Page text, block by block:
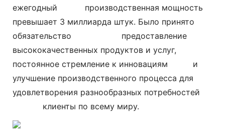
ежегодный
производственная мощность
превышает 3 миллиарда штук. Было принято
обязательство
предоставление
высококачественных продуктов и услуг,
постоянное стремление к инновациям и
улучшение производственного процесса для
удовлетворения разнообразных потребностей
клиенты по всему миру.